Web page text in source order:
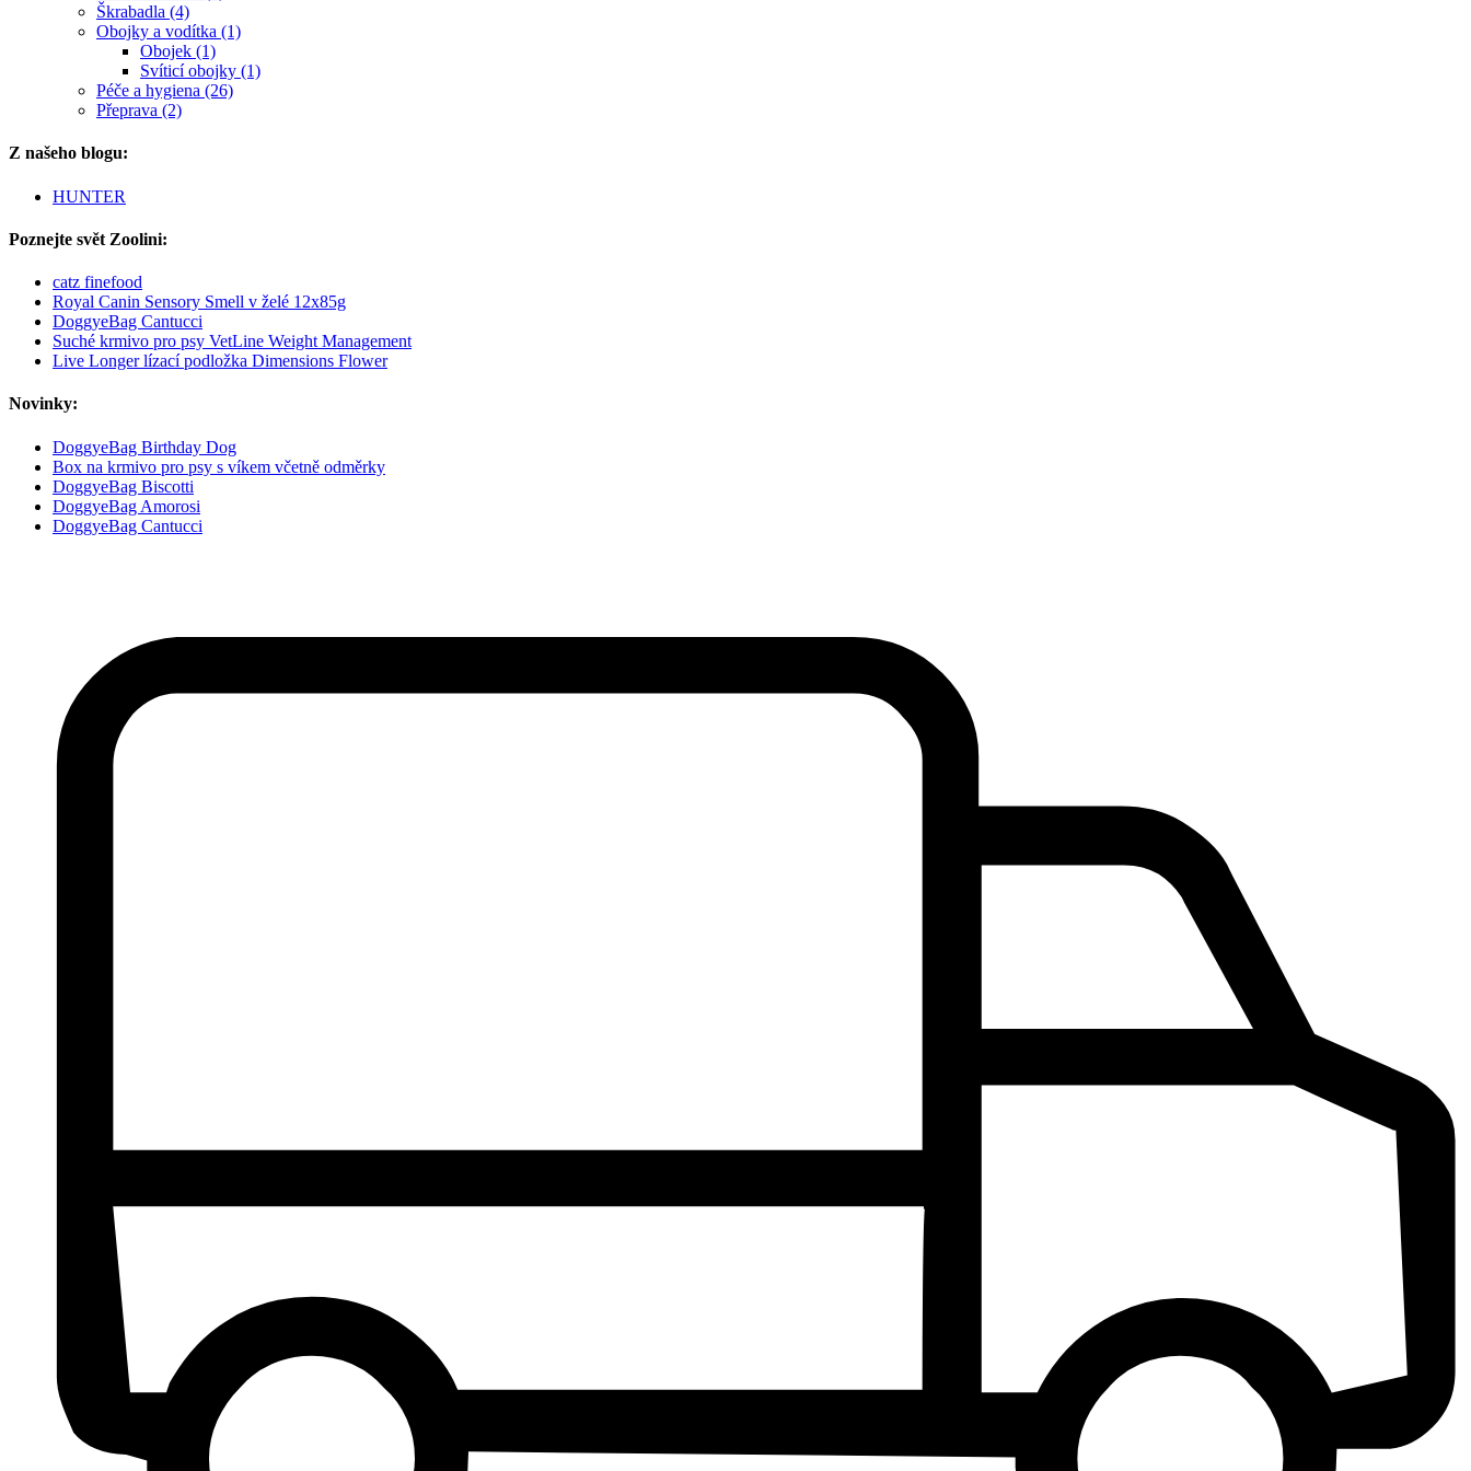
Škrabadla (4)
Obojky a vodítka (1)
Obojek (1)
Svíticí obojky (1)
Péče a hygiena (26)
Přeprava (2)
Z našeho blogu:
HUNTER
Poznejte svět Zoolini:
catz finefood
Royal Canin Sensory Smell v želé 12x85g
DoggyeBag Cantucci
Suché krmivo pro psy VetLine Weight Management
Live Longer lízací podložka Dimensions Flower
Novinky:
DoggyeBag Birthday Dog
Box na krmivo pro psy s víkem včetně odměrky
DoggyeBag Biscotti
DoggyeBag Amorosi
DoggyeBag Cantucci